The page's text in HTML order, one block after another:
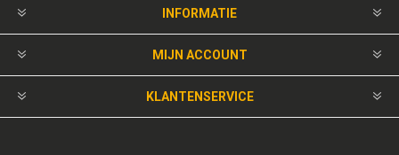
INFORMATIE
MIJN ACCOUNT
KLANTENSERVICE